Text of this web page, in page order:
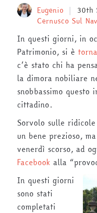
Eugenio
30th
Cernusco Sul
In questi giorni, in
Patrimonio, si è
c’è stato chi ha
la dimora nobiliare
snobbassimo questo
cittadino.
Sorvolo sulle
un bene prezioso,
venerdì scorso, ad
Facebook alla
In questi giorni
sono stati
completati